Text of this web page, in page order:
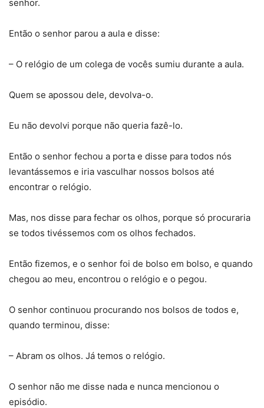
senhor.
Então o senhor parou a aula e disse:
– O relógio de um colega de vocês sumiu durante a aula.
Quem se apossou dele, devolva-o.
Eu não devolvi porque não queria fazê-lo.
Então o senhor fechou a porta e disse para todos nós
levantássemos e iria vasculhar nossos bolsos até
encontrar o relógio.
Mas, nos disse para fechar os olhos, porque só procuraria
se todos tivéssemos com os olhos fechados.
Então fizemos, e o senhor foi de bolso em bolso, e quando
chegou ao meu, encontrou o relógio e o pegou.
O senhor continuou procurando nos bolsos de todos e,
quando terminou, disse:
– Abram os olhos. Já temos o relógio.
O senhor não me disse nada e nunca mencionou o
episódio.